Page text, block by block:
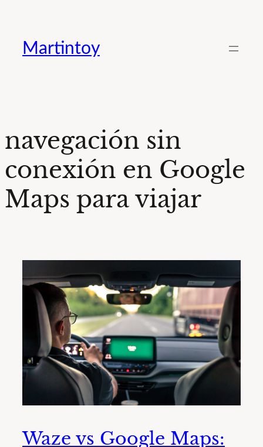
contenido
Martintoy
navegación sin
conexión en Google
Maps para viajar
Waze vs Google Maps: